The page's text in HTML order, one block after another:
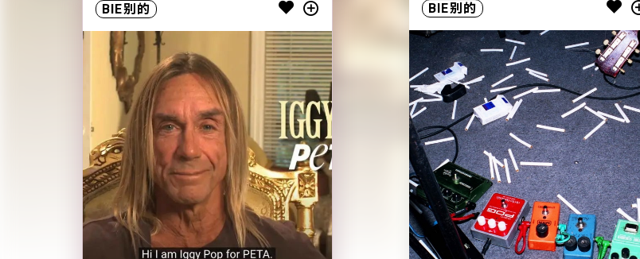
BIE别的 BIE别的